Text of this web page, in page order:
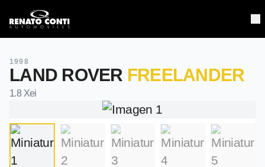
Home
Unidades
Home
Unidades
1998
LAND ROVER FREELANDER
1.8 Xei